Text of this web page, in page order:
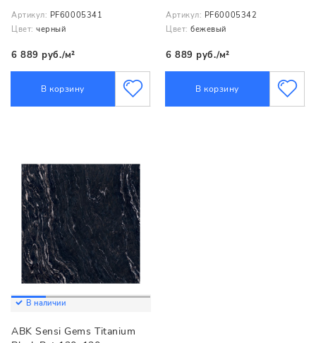
Артикул: PF60005341
Цвет: черный
6 889 руб./м²
В корзину
Артикул: PF60005342
Цвет: бежевый
6 889 руб./м²
В корзину
В наличии
ABK Sensi Gems Titanium